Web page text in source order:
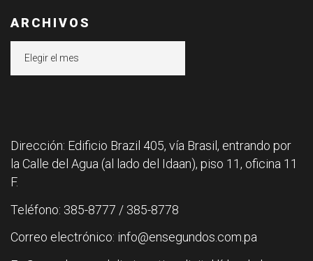
ARCHIVOS
Dirección: Edificio Brazil 405, vía Brasil, entrando por
la Calle del Agua (al lado del Idaan), piso 11, oficina 11
F.
Teléfono: 385-8777 / 385-8778
Correo electrónico: info@ensegundos.com.pa